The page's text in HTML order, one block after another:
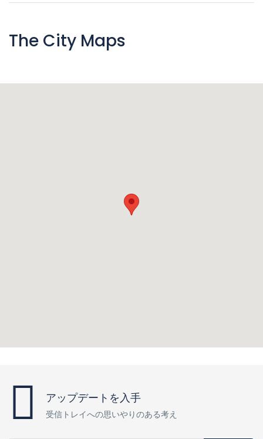
The City Maps
アップデートを入手
受信トレイへの思いやりのある考え